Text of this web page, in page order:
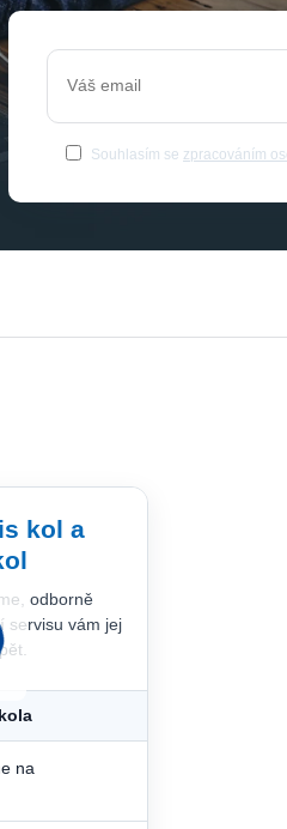
Souhlasím se zpracováním
kol a
odborně
servisu vám jej
na